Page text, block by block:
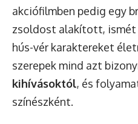
akciófilmben pedig egy
zsoldost alakított, ismét
hús-vér karaktereket
szerepek mind azt
kihívásoktól, és
színészként.